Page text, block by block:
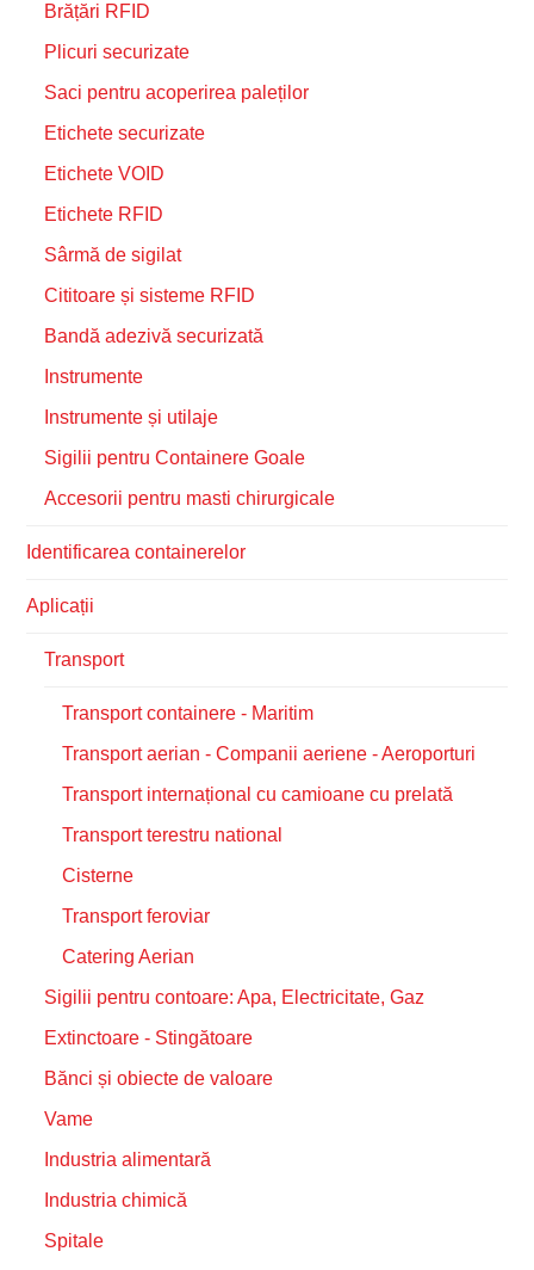
Brățări RFID
Plicuri securizate
Saci pentru acoperirea paleților
Etichete securizate
Etichete VOID
Etichete RFID
Sârmă de sigilat
Cititoare și sisteme RFID
Bandă adezivă securizată
Instrumente
Instrumente și utilaje
Sigilii pentru Containere Goale
Accesorii pentru masti chirurgicale
Identificarea containerelor
Aplicații
Transport
Transport containere - Maritim
Transport aerian - Companii aeriene - Aeroporturi
Transport internațional cu camioane cu prelată
Transport terestru national
Cisterne
Transport feroviar
Catering Aerian
Sigilii pentru contoare: Apa, Electricitate, Gaz
Extinctoare - Stingătoare
Bănci și obiecte de valoare
Vame
Industria alimentară
Industria chimică
Spitale